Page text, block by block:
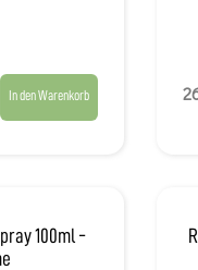
In den Warenkorb
100ml -